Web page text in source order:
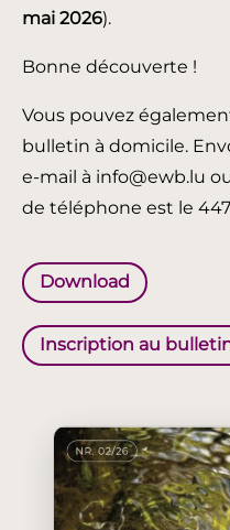
mai 2026).
Bonne découverte !
Vous pouvez
bulletin à domicile.
e-mail à info@ewb.lu
de téléphone est le
Download
Inscription au